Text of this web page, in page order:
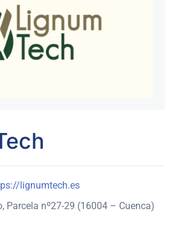
lignumtech.es
Parcela nº27-29 (16004 – Cuenca)